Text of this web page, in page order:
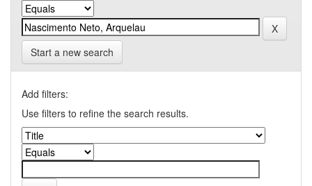
Start a new search
Add filters:
Use filters to refine the search results.